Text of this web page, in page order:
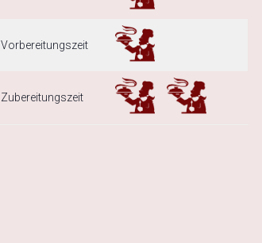
Vorbereitungszeit
Zubereitungszeit